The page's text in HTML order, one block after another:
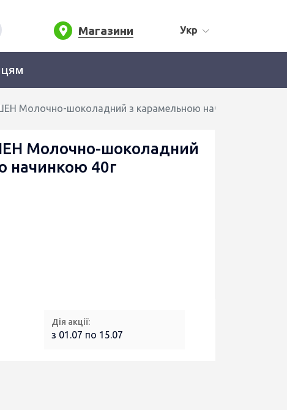
Магазини Укр
Молочно-шоколадний з карамельною начинкою 40г
Молочно-шоколадний
начинкою 40г
Дія акції:
з 01.07 по 15.07